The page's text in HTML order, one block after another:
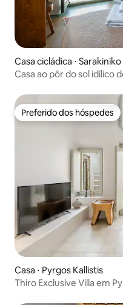
Casa cicládica ⋅ Sarakiniko
Casa ao pôr do sol idílico
Preferido dos hóspedes
Preferido dos hóspedes
Casa ⋅ Pyrgos Kallistis
Thiro Exclusive Villa em